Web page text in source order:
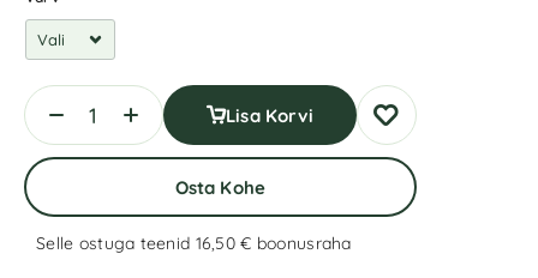
Lisa Korvi
Osta Kohe
Selle ostuga teenid 16,50 € boonusraha